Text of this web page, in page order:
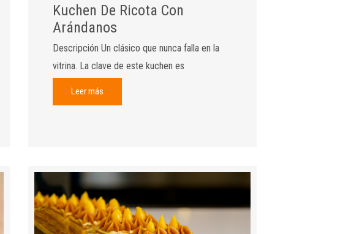
Kuchen De Ricota Con
Arándanos
Descripción Un clásico que nunca falla en la
vitrina. La clave de este kuchen es
Leer más